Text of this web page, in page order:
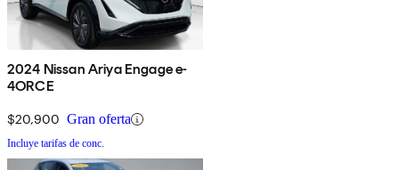
2024 Nissan Ariya Engage e-
4ORCE
$20,900 Gran oferta
Incluye tarifas de conc.